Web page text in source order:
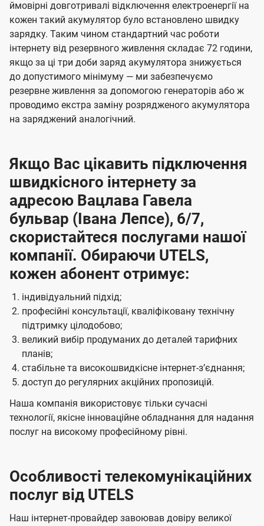
ймовірні довготривалі відключення електроенергії на
кожен такий акумулятор було встановлено швидку
зарядку. Таким чином стандартний час роботи
інтернету від резервного живлення складає 72 години,
якщо за ці три доби заряд акумулятора знижується
до допустимого мінімуму — ми забезпечуємо
резервне живлення за допомогою генераторів або ж
проводимо екстра заміну розрядженого акумулятора
на заряджений аналогічний.
Якщо Вас цікавить підключення
швидкісного інтернету за
адресою Вацлава Гавела
бульвар (Івана Лепсе), 6/7,
скористайтеся послугами нашої
компанії. Обираючи UTELS,
кожен абонент отримує:
індивідуальний підхід;
професійні консультації, кваліфіковану технічну
підтримку цілодобово;
великий вибір продуманих до деталей тарифних
планів;
стабільне та високошвидкісне інтернет-зʼєднання;
доступ до регулярних акційних пропозицій.
Наша компанія використовує тільки сучасні
технології, якісне інноваційне обладнання для надання
послуг на високому професійному рівні.
Особливості телекомунікаційних
послуг від UTELS
Наш інтернет-провайдер завоював довіру великої